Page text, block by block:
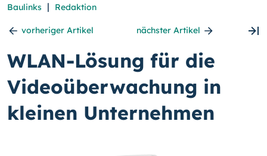
Baulinks | Redaktion
vorheriger Artikel nächster Artikel
WLAN-Lösung für die
Videoüberwachung in
kleinen Unternehmen